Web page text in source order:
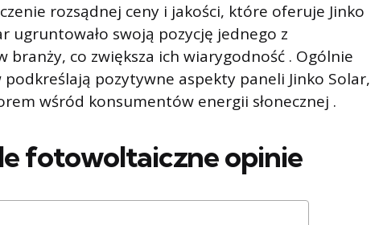
rozsądnej ceny i jakości, które oferuje Jinko
ugruntowało swoją pozycję jednego z
branży, co zwiększa ich wiarygodność . Ogólnie
pozytywne aspekty paneli Jinko Solar,
wśród konsumentów energii słonecznej .
fotowoltaiczne opinie